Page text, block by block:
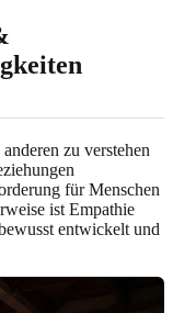
zu verstehen
für Menschen
ist Empathie
entwickelt und